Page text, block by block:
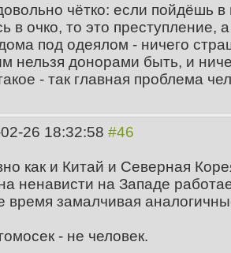
чётко: если пойдёшь в
в очко, то это преступление,
под одеялом - ничего
нельзя донорами быть, и
- так главная проблема
26 18:32:58
как и Китай и Северная
ненависти на Западе
время замалчивая
- не человек.